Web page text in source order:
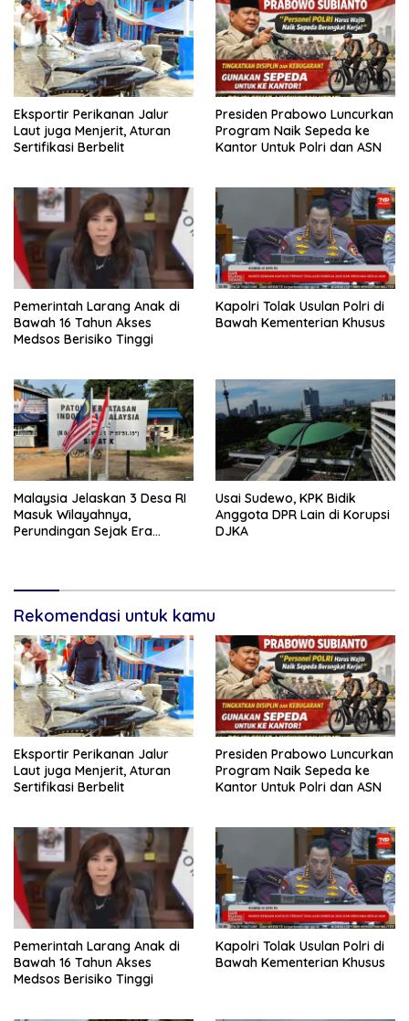
Eksportir Perikanan Jalur
Laut juga Menjerit, Aturan
Sertifikasi Berbelit
Presiden Prabowo Luncurkan
Program Naik Sepeda ke
Kantor Untuk Polri dan ASN
Pemerintah Larang Anak di
Bawah 16 Tahun Akses
Medsos Berisiko Tinggi
Kapolri Tolak Usulan Polri di
Bawah Kementerian Khusus
Malaysia Jelaskan 3 Desa RI
Masuk Wilayahnya,
Perundingan Sejak Era
Usai Sudewo, KPK Bidik
Anggota DPR Lain di Korupsi
DJKA
Rekomendasi untuk kamu
Eksportir Perikanan Jalur
Laut juga Menjerit, Aturan
Sertifikasi Berbelit
Presiden Prabowo Luncurkan
Program Naik Sepeda ke
Kantor Untuk Polri dan ASN
Pemerintah Larang Anak di
Bawah 16 Tahun Akses
Medsos Berisiko Tinggi
Kapolri Tolak Usulan Polri di
Bawah Kementerian Khusus